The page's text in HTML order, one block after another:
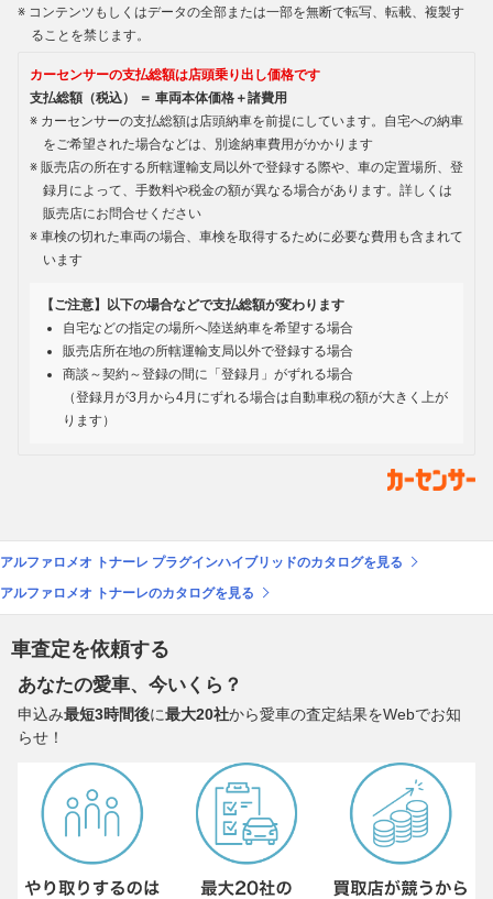
コンテンツもしくはデータの全部または一部を無断で転写、転載、複製す
ることを禁じます。
カーセンサーの支払総額は店頭乗り出し価格です
支払総額（税込） ＝ 車両本体価格＋諸費用
カーセンサーの支払総額は店頭納車を前提にしています。自宅への納車
をご希望された場合などは、別途納車費用がかかります
販売店の所在する所轄運輸支局以外で登録する際や、車の定置場所、登
録月によって、手数料や税金の額が異なる場合があります。詳しくは
販売店にお問合せください
車検の切れた車両の場合、車検を取得するために必要な費用も含まれて
います
【ご注意】以下の場合などで支払総額が変わります
自宅などの指定の場所へ陸送納車を希望する場合
販売店所在地の所轄運輸支局以外で登録する場合
商談～契約～登録の間に「登録月」がずれる場合
（登録月が3月から4月にずれる場合は自動車税の額が大きく上が
ります）
アルファロメオ トナーレ プラグインハイブリッドのカタログを見る
アルファロメオ トナーレのカタログを見る
車査定を依頼する
あなたの愛車、今いくら？
申込み最短3時間後に最大20社から愛車の査定結果をWebでお知
らせ！